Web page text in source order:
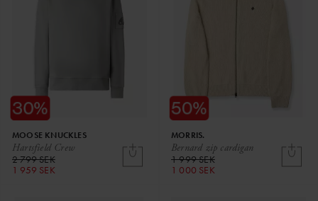
Hartsfield Crew
MOOSE KNUCKLES
2 799 SEK
1 959 SEK
Bernard zip cardigan
MORRIS.
1 999 SEK
1 000 SEK